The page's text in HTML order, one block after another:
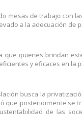
mesas de trabajo con
a la adecuación
que quienes brindan
y eficaces en la
busca la
que posteriormente se
de las